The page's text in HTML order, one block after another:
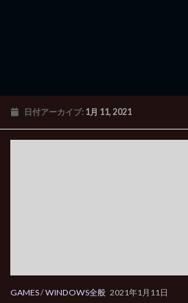
日付アーカイブ: 1月 11, 2021
GAMES/WINDOWS全般 2021年1月11日